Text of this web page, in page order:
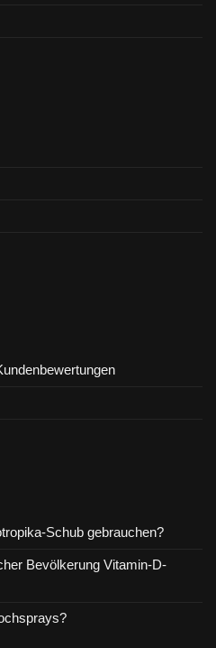
Schub gebrauchen?
Bevölkerung Vitamin-D-